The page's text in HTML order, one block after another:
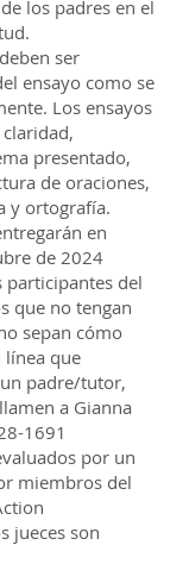
los padres en el
ser
ensayo como se
Los ensayos
presentado,
de oraciones,
y ortografía.
en
de 2024
participantes del
que no tengan
sepan cómo
línea que
padre/tutor,
a Gianna
1691
por un
miembros del
jueces son